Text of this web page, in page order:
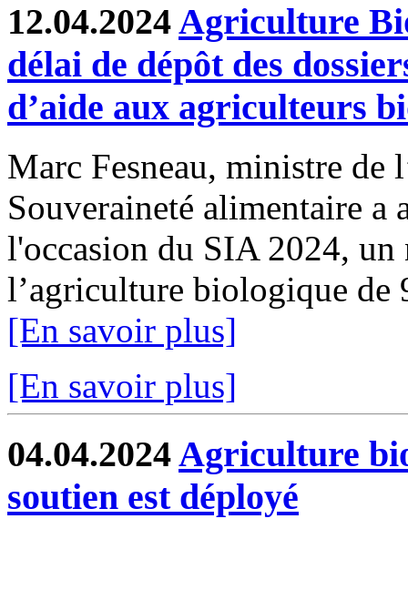
12.04.2024Agriculture
délai de dépôt des
d’aide aux agriculteurs
Marc Fesneau, ministre de
Souveraineté alimentaire a
l'occasion du SIA 2024,
l’agriculture biologique de
[En savoir plus]
[En savoir plus]
04.04.2024Agriculture
soutien est déployé